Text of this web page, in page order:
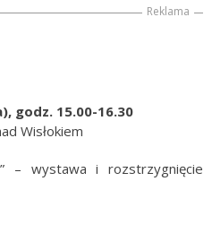
Reklama
godz. 15.00-16.30
Wisłokiem
– wystawa i rozstrzygnięcie